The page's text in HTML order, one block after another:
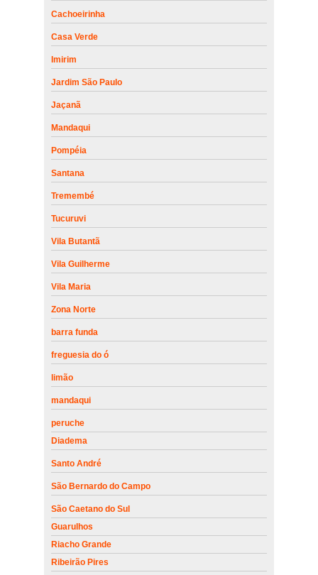
Cachoeirinha
Casa Verde
Imirim
Jardim São Paulo
Jaçanã
Mandaqui
Pompéia
Santana
Tremembé
Tucuruvi
Vila Butantã
Vila Guilherme
Vila Maria
Zona Norte
barra funda
freguesia do ó
limão
mandaqui
peruche
Diadema
Santo André
São Bernardo do Campo
São Caetano do Sul
Guarulhos
Riacho Grande
Ribeirão Pires